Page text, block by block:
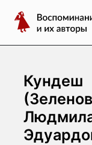
содержимому
Воспоминания
о
ГУЛАГе
их
авторы
Кундеш